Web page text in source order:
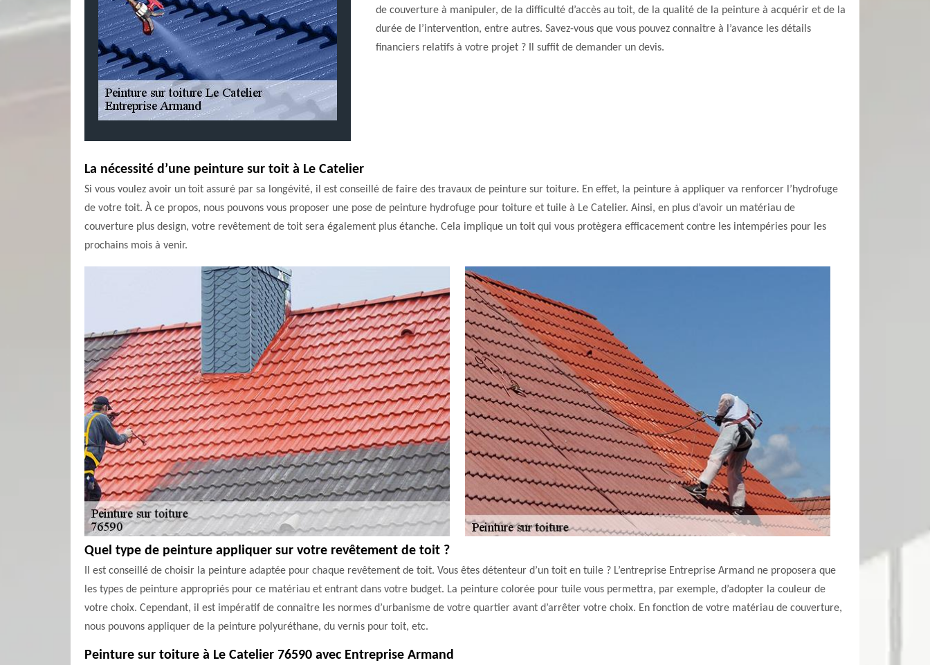
de couverture à manipuler, de la difficulté d’accès au toit, de la qualité de la peinture à acquérir et de la
durée de l’intervention, entre autres. Savez-vous que vous pouvez connaitre à l’avance les détails
financiers relatifs à votre projet ? Il suffit de demander un devis.
La nécessité d’une peinture sur toit à Le Catelier
Si vous voulez avoir un toit assuré par sa longévité, il est conseillé de faire des travaux de peinture sur toiture. En effet, la peinture à appliquer va renforcer l’hydrofuge
de votre toit. À ce propos, nous pouvons vous proposer une pose de peinture hydrofuge pour toiture et tuile à Le Catelier. Ainsi, en plus d’avoir un matériau de
couverture plus design, votre revêtement de toit sera également plus étanche. Cela implique un toit qui vous protègera efficacement contre les intempéries pour les
prochains mois à venir.
Quel type de peinture appliquer sur votre revêtement de toit ?
Il est conseillé de choisir la peinture adaptée pour chaque revêtement de toit. Vous êtes détenteur d’un toit en tuile ? L’entreprise Entreprise Armand ne proposera que
les types de peinture appropriés pour ce matériau et entrant dans votre budget. La peinture colorée pour tuile vous permettra, par exemple, d’adopter la couleur de
votre choix. Cependant, il est impératif de connaitre les normes d’urbanisme de votre quartier avant d’arrêter votre choix. En fonction de votre matériau de couverture,
nous pouvons appliquer de la peinture polyuréthane, du vernis pour toit, etc.
Peinture sur toiture à Le Catelier 76590 avec Entreprise Armand